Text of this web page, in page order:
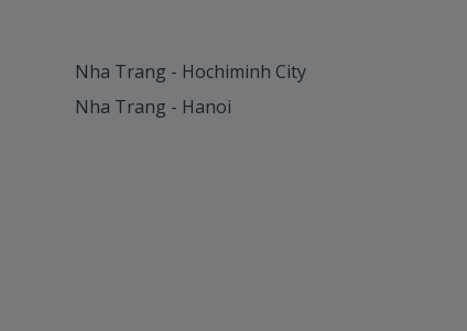
Nha Trang - Hochiminh City
Nha Trang - Hanoi